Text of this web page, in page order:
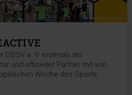
DSSV e. V. erstmals als
und offizieller Partner mit von
Woche des Sports.